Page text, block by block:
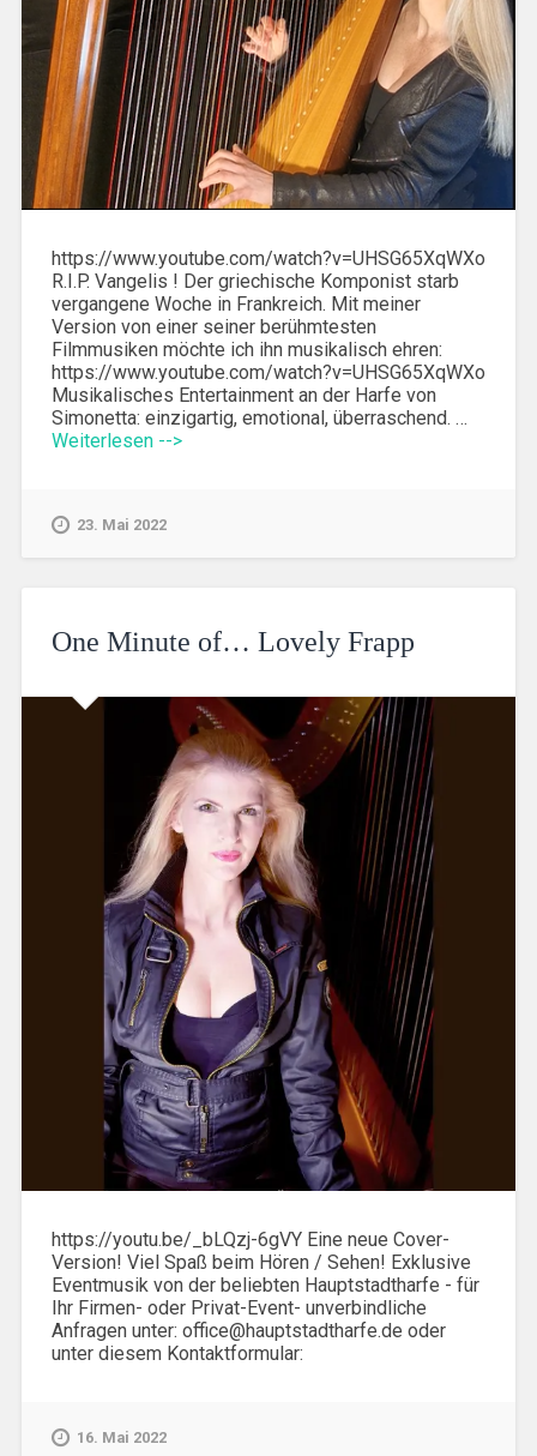
https://www.youtube.com/watch?v=UHSG65XqWXo
R.I.P. Vangelis ! Der griechische Komponist starb
vergangene Woche in Frankreich. Mit meiner
Version von einer seiner berühmtesten
Filmmusiken möchte ich ihn musikalisch ehren:
https://www.youtube.com/watch?v=UHSG65XqWXo
Musikalisches Entertainment an der Harfe von
Simonetta: einzigartig, emotional, überraschend. …
Weiterlesen -->
23. Mai 2022
One Minute of… Lovely Frapp
https://youtu.be/_bLQzj-6gVY Eine neue Cover-
Version! Viel Spaß beim Hören / Sehen! Exklusive
Eventmusik von der beliebten Hauptstadtharfe - für
Ihr Firmen- oder Privat-Event- unverbindliche
Anfragen unter: office@hauptstadtharfe.de oder
unter diesem Kontaktformular:
16. Mai 2022